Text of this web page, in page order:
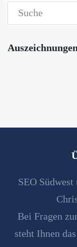
Auszeichnungen
SEO
Bei Fragen
steht Ihnen das